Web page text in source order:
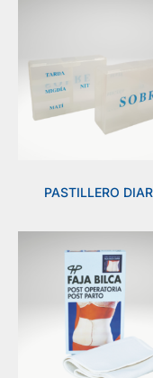
PASTILLERO